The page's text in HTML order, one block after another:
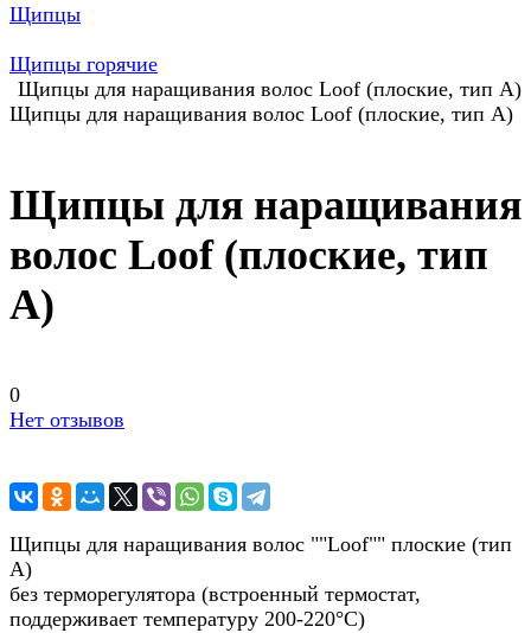
Щипцы
Щипцы горячие
Щипцы для наращивания волос Loof (плоские, тип А)
Щипцы для наращивания волос Loof (плоские, тип А)
Щипцы для наращивания
волос Loof (плоские, тип
А)
0
Нет отзывов
Щипцы для наращивания волос ""Loof"" плоские (тип
А)
без терморегулятора (встроенный термостат,
поддерживает температуру 200-220°C)